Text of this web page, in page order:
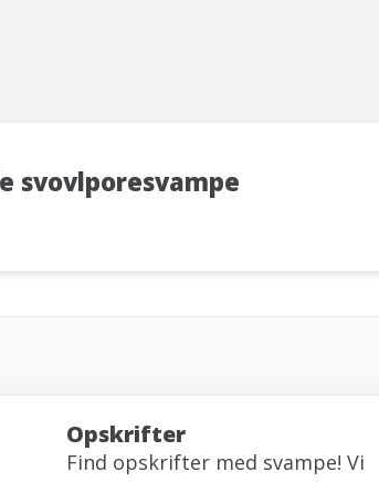
svovlporesvampe
Opskrifter
Find opskrifter med svampe! Vi